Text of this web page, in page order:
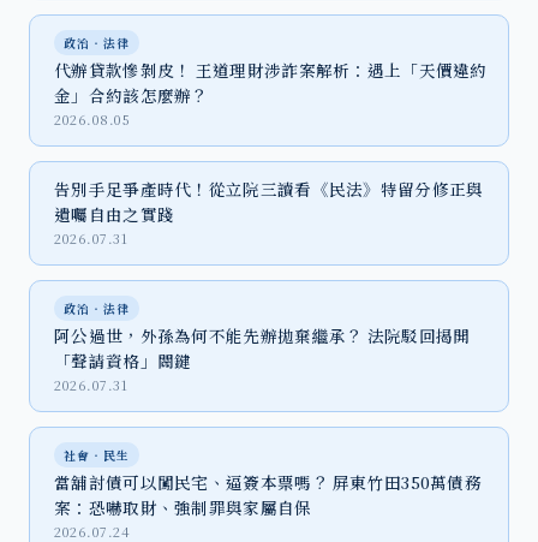
政治‧法律
代辦貸款慘剝皮！ 王道理財涉詐案解析：遇上「天價違約
金」合約該怎麼辦？
2026.08.05
告別手足爭產時代！從立院三讀看《民法》特留分修正與
遺囑自由之實踐
2026.07.31
政治‧法律
阿公過世，外孫為何不能先辦拋棄繼承？ 法院駁回揭開
「聲請資格」關鍵
2026.07.31
社會‧民生
當舖討債可以闖民宅、逼簽本票嗎？ 屏東竹田350萬債務
案：恐嚇取財、強制罪與家屬自保
2026.07.24